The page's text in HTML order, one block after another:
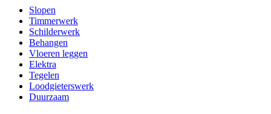
Slopen
Timmerwerk
Schilderwerk
Behangen
Vloeren leggen
Elektra
Tegelen
Loodgieterswerk
Duurzaam